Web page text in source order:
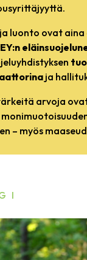
luonto ovat
ja
arvoja
– myös